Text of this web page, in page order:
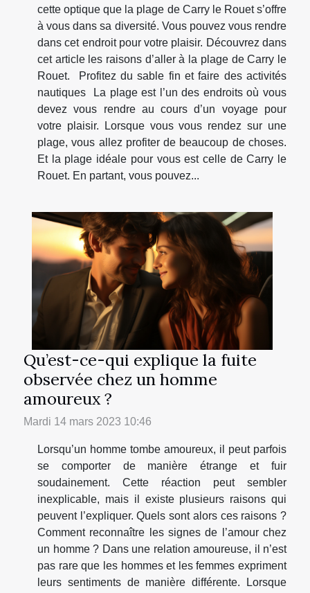
cette optique que la plage de Carry le Rouet s’offre
à vous dans sa diversité. Vous pouvez vous rendre
dans cet endroit pour votre plaisir. Découvrez dans
cet article les raisons d’aller à la plage de Carry le
Rouet. Profitez du sable fin et faire des activités
nautiques La plage est l’un des endroits où vous
devez vous rendre au cours d’un voyage pour
votre plaisir. Lorsque vous vous rendez sur une
plage, vous allez profiter de beaucoup de choses.
Et la plage idéale pour vous est celle de Carry le
Rouet. En partant, vous pouvez...
Qu’est-ce-qui explique la fuite
observée chez un homme
amoureux ?
Mardi 14 mars 2023 10:46
Lorsqu’un homme tombe amoureux, il peut parfois
se comporter de manière étrange et fuir
soudainement. Cette réaction peut sembler
inexplicable, mais il existe plusieurs raisons qui
peuvent l’expliquer. Quels sont alors ces raisons ?
Comment reconnaître les signes de l’amour chez
un homme ? Dans une relation amoureuse, il n’est
pas rare que les hommes et les femmes expriment
leurs sentiments de manière différente. Lorsque